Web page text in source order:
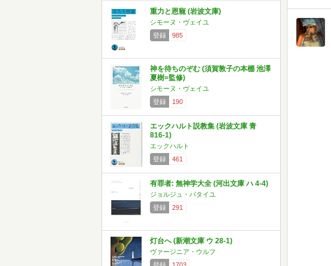
重力と恩寵 (岩波文庫)
シモーヌ・ヴェイユ
登録
985
神を待ちのぞむ (須賀敦子の本棚 池澤
夏樹=監修)
シモーヌ・ヴェイユ
登録
190
エックハルト説教集 (岩波文庫 青
816-1)
エックハルト
登録
461
有罪者: 無神学大全 (河出文庫 ハ 4-4)
ジョルジュ・バタイユ
登録
291
灯台へ (新潮文庫 ウ 28-1)
ヴァージニア・ウルフ